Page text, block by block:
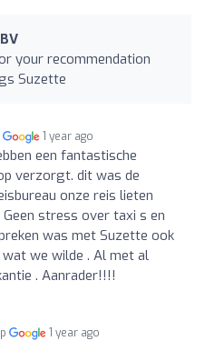
your recommendation
Suzette
1 year ago
een fantastische
verzorgt. dit was de
onze reis lieten
stress over taxi s en
was met Suzette ook
we wilde . Al met al
. Aanrader!!!!
1 year ago